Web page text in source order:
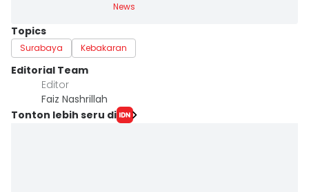
News
Topics
Surabaya Kebakaran
Editorial Team
Editor
Faiz Nashrillah
Tonton lebih seru di